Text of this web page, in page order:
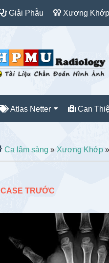
Giải Phẫu Xương Khớp
Atlas Netter Can
Ca lâm sàng » Xương Khớp
CASE TRƯỚC